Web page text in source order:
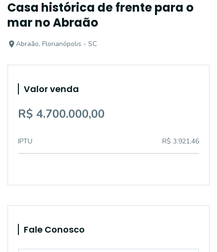
Casa histórica de frente para o
mar no Abraão
Abraão, Florianópolis - SC
Valor venda
R$ 4.700.000,00
IPTU R$ 3.921,46
Fale Conosco